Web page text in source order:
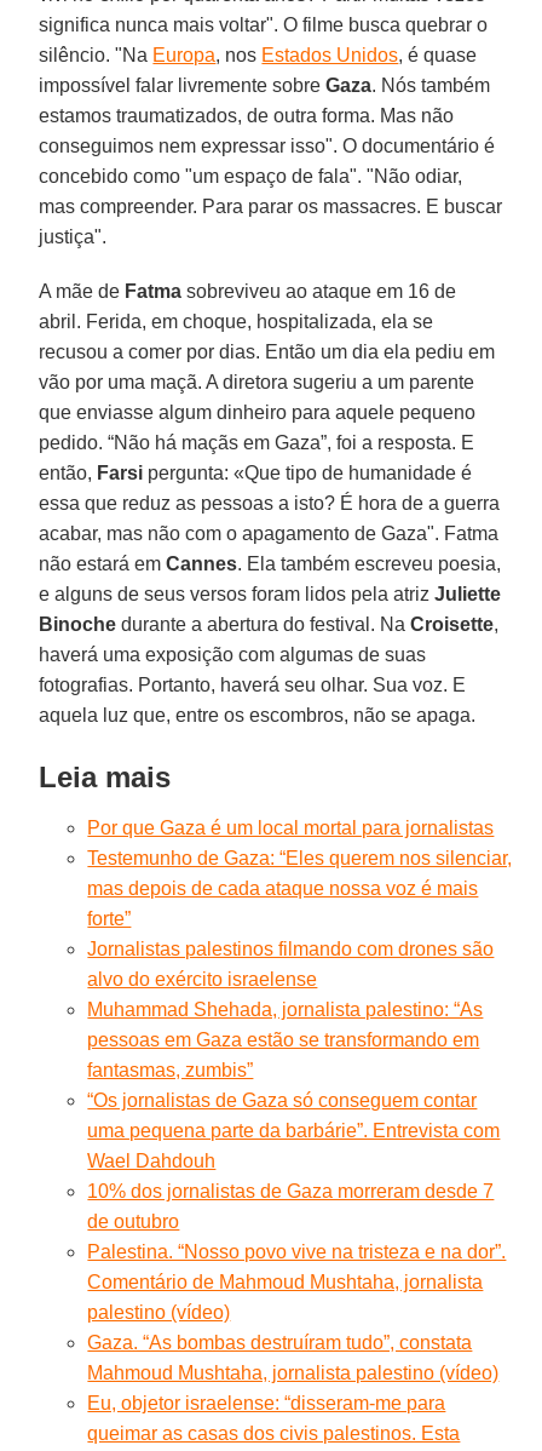
significa nunca mais voltar". O filme busca quebrar o
silêncio. "Na Europa, nos Estados Unidos, é quase
impossível falar livremente sobreGaza. Nós também
estamos traumatizados, de outra forma. Mas não
conseguimos nem expressar isso". O documentário é
concebido como "um espaço de fala". "Não odiar,
mas compreender. Para parar os massacres. E buscar
justiça".
A mãe de Fatma sobreviveu ao ataque em 16 de
abril. Ferida, em choque, hospitalizada, ela se
recusou a comer por dias. Então um dia ela pediu em
vão por uma maçã. A diretora sugeriu a um parente
que enviasse algum dinheiro para aquele pequeno
pedido. “Não há maçãs em Gaza”, foi a resposta. E
então, Farsi pergunta: «Que tipo de humanidade é
essa que reduz as pessoas a isto? É hora de a guerra
acabar, mas não com o apagamento de Gaza". Fatma
não estará emCannes. Ela também escreveu poesia,
e alguns de seus versos foram lidos pela atrizJuliette
Binoche durante a abertura do festival. NaCroisette,
haverá uma exposição com algumas de suas
fotografias. Portanto, haverá seu olhar. Sua voz. E
aquela luz que, entre os escombros, não se apaga.
Leia mais
Por que Gaza é um local mortal para jornalistas
Testemunho de Gaza: “Eles querem nos silenciar,
mas depois de cada ataque nossa voz é mais
forte”
Jornalistas palestinos filmando com drones são
alvo do exército israelense
Muhammad Shehada, jornalista palestino: “As
pessoas em Gaza estão se transformando em
fantasmas, zumbis”
“Os jornalistas de Gaza só conseguem contar
uma pequena parte da barbárie”. Entrevista com
Wael Dahdouh
10% dos jornalistas de Gaza morreram desde 7
de outubro
Palestina. “Nosso povo vive na tristeza e na dor”.
Comentário de Mahmoud Mushtaha, jornalista
palestino (vídeo)
Gaza. “As bombas destruíram tudo”, constata
Mahmoud Mushtaha, jornalista palestino (vídeo)
Eu, objetor israelense: “disseram-me para
queimar as casas dos civis palestinos. Esta